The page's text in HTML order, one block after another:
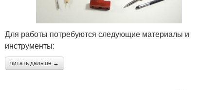
Для работы потребуются следующие материалы и
инструменты:
читать дальше →